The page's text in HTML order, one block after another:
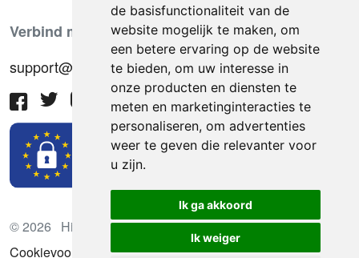
de basisfunctionaliteit van de
website mogelijk te maken, om
een betere ervaring op de website
te bieden, om uw interesse in
onze producten en diensten te
meten en marketinginteracties te
personaliseren, om advertenties
weer te geven die relevanter voor
u zijn.
Ik ga akkoord
Ik weiger
Verbind met ons
support@hiringnotes.com
© 2026 Hiring Notes. Internationaal wervingsplatform
Cookievoorkeuren bijwerken